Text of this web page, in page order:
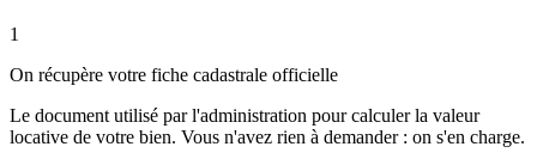
1
On récupère votre fiche cadastrale officielle
Le document utilisé par l'administration pour calculer la valeur
locative de votre bien. Vous n'avez rien à demander : on s'en charge.